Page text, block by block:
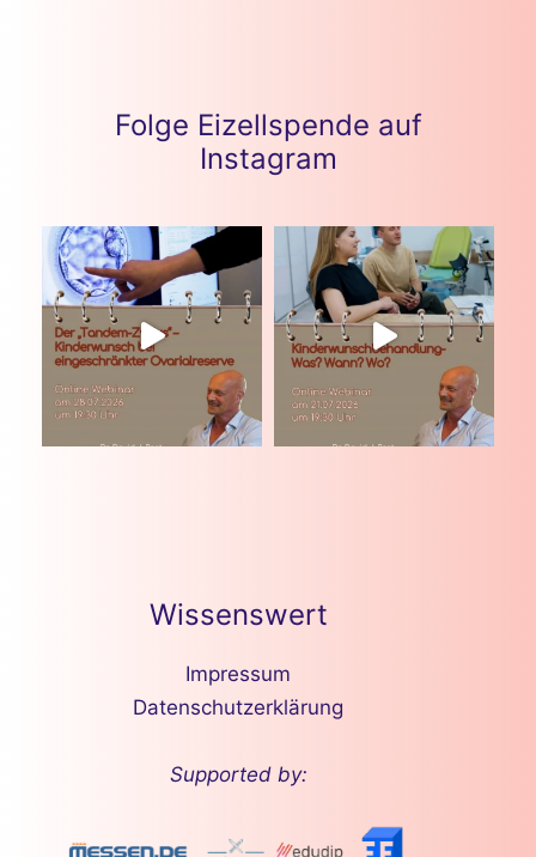
Folge Eizellspende auf
Instagram
Wissenswert
Impressum
Datenschutzerklärung
Supported by: